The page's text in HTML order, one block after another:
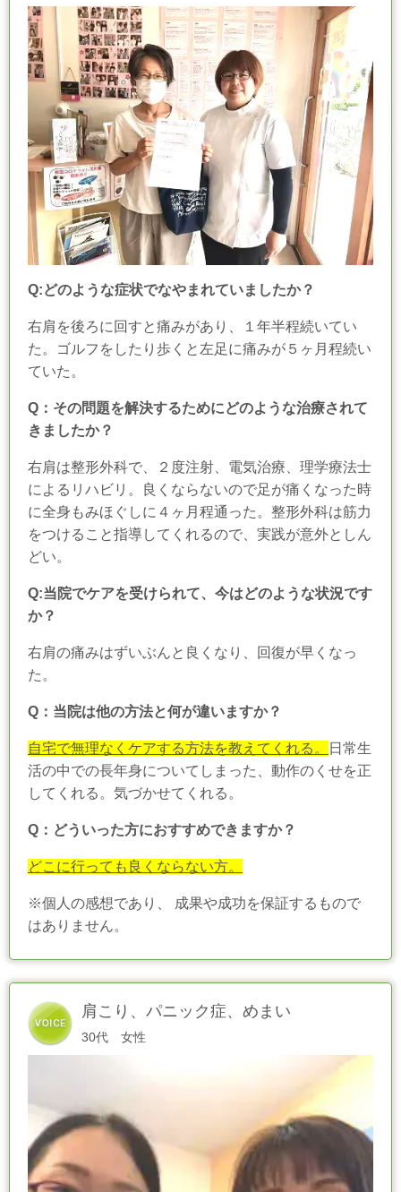
Q:どのような症状でなやまれていましたか？
右肩を後ろに回すと痛みがあり、１年半程続いてい
た。
ゴルフをしたり歩くと左足に痛みが５ヶ月程続い
ていた。
Q：その問題を解決するためにどのような治療されて
きましたか？
右肩は整形外科で、２度注射、電気治療、理学療法士
によるリハビリ。良くならないので足が痛くなった時
に全身もみほぐしに４ヶ月程通った。整形外科は筋力
をつけること指導してくれるので、実践が意外としん
どい。
Q:当院でケアを受けられて、今はどのような状況です
か？
右肩の痛みはずいぶんと良くなり
、回復が早くなっ
た。
Q：当院は他の方法と何が違いますか？
自宅で無理なくケアする方法を教えてくれる。
日常生
活の中での長年身についてしまった、動作のくせを正
してくれる。気づかせてくれる。
Q：どういった方におすすめできますか？
どこに行っても良くならない方。
※個人の感想であり、 成果や成功を保証するもので
はありません。
肩こり、パニック症、めまい
30代 女性